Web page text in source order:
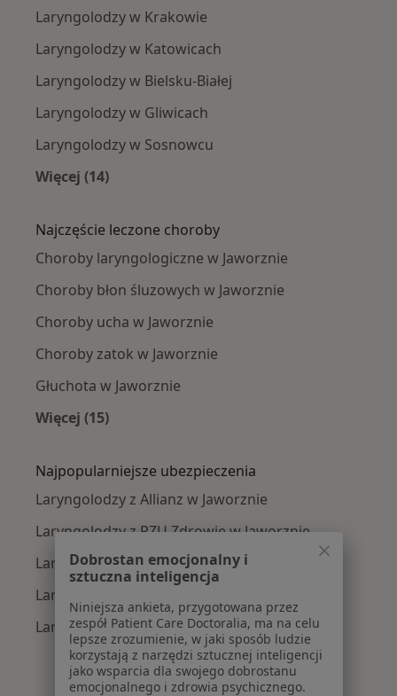
Laryngolodzy w Krakowie
Laryngolodzy w Katowicach
Laryngolodzy w Bielsku-Białej
Laryngolodzy w Gliwicach
Laryngolodzy w Sosnowcu
Więcej (14)
Najczęście leczone choroby
Choroby laryngologiczne w Jaworznie
Choroby błon śluzowych w Jaworznie
Choroby ucha w Jaworznie
Choroby zatok w Jaworznie
Głuchota w Jaworznie
Więcej (15)
Najpopularniejsze ubezpieczenia
Laryngolodzy z Allianz w Jaworznie
Laryngolodzy z PZU Zdrowie w Jaworznie
Laryngolodzy z Medicover w Jaworznie
Laryngolodzy z Medica Polska w Jaworznie
Laryngolodzy z LUX MED w Jaworznie
Dobrostan emocjonalny i
sztuczna inteligencja
Niniejsza ankieta, przygotowana przez
zespół Patient Care Doctoralia, ma na celu
lepsze zrozumienie, w jaki sposób ludzie
korzystają z narzędzi sztucznej inteligencji
jako wsparcia dla swojego dobrostanu
emocjonalnego i zdrowia psychicznego.